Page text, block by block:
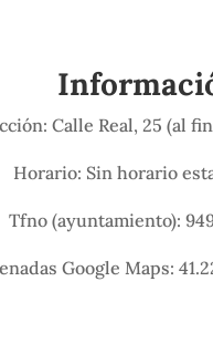
Calle Real, 25 (al
Horario: Sin horario
Tfno (ayuntamiento):
Google Maps: